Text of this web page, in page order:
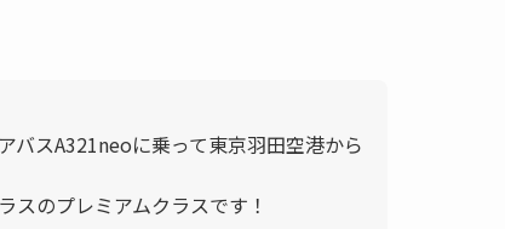
バスA321neoに乗って東京羽田空港から
スのプレミアムクラスです！